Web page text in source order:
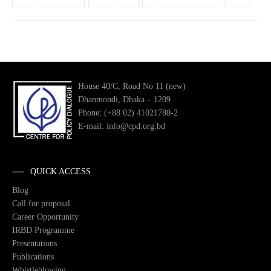
House 40/C, Road No 11 (new)
Dhanmondi, Dhaka – 1209
Phone: (+88 02) 41021780-2
E-mail: info@cpd.org.bd
QUICK ACCESS
Blog
Call for proposal
Career Opportunity
IRBD Programme
Presentations
Publications